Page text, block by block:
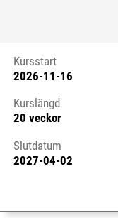
Kursstart 6059635
Kursstart
2026-11-16
Kurslängd
20 veckor
Slutdatum
2027-04-02